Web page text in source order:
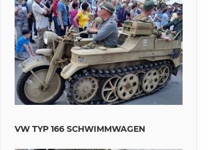
VW TYP 166 SCHWIMMWAGEN